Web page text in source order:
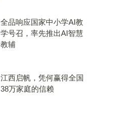
全品响应国家中小学AI教
学号召，率先推出AI智慧
教辅
江西启帆，凭何赢得全国
38万家庭的信赖